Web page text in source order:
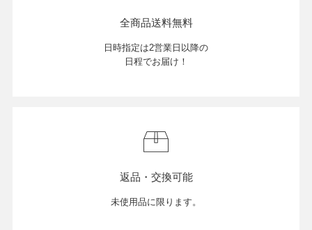
全商品送料無料
日時指定は2営業日以降の
日程でお届け！
返品・交換可能
未使用品に限ります。